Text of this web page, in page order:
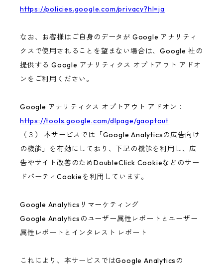
https://policies.google.com/privacy?hl=ja
なお、お客様はご自身のデータが Google アナリティ
クスで使用されることを望まない場合は、Google 社の
提供する Google アナリティクス オプトアウト アドオ
ンをご利用ください。
Google アナリティクス オプトアウト アドオン：
https://tools.google.com/dlpage/gaoptout
（３） 本サービスでは「Google Analyticsの広告向け
の機能」を有効にしており、下記の機能を利用し、広
告やサイト改善のためDoubleClick Cookieなどのサー
ドパーティCookieを利用しています。
Google Analyticsリマーケティング
Google Analyticsのユーザー属性レポートとユーザー
属性レポートとインタレスト レポート
これにより、本サービスではGoogle Analyticsの